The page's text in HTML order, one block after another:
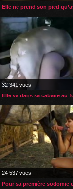
32 341 vues
24 537 vues